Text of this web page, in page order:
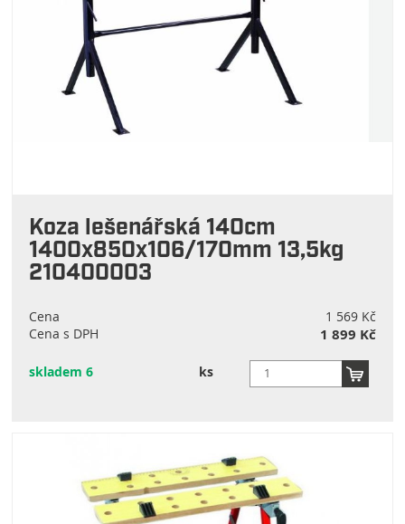
Koza lešenářská 140cm
1400x850x106/170mm 13,5kg
210400003
Cena
1 569 Kč
Cena s DPH
1 899 Kč
skladem 6 ks